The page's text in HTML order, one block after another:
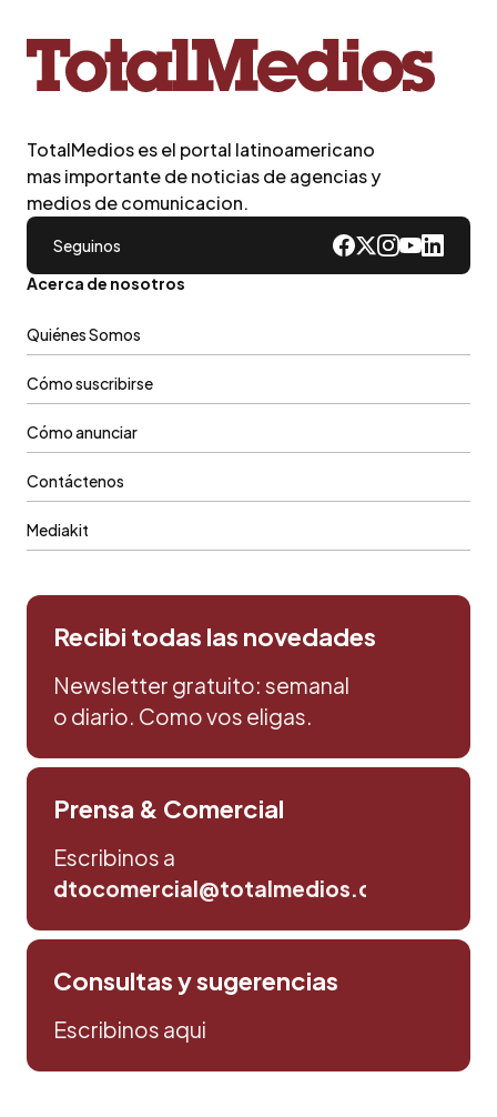
TotalMedios es el portal latinoamericano
mas importante de noticias de agencias y
medios de comunicacion.
Seguinos
Acerca de nosotros
Quiénes Somos
Cómo suscribirse
Cómo anunciar
Contáctenos
Mediakit
Recibi todas las novedades
Newsletter gratuito: semanal
o diario. Como vos eligas.
Prensa & Comercial
Escribinos a
dtocomercial@totalmedios.com
Consultas y sugerencias
Escribinos aqui